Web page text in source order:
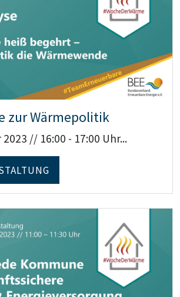
zur Wärmepolitik
// 16:00 - 17:00 Uhr...
Veranstaltung